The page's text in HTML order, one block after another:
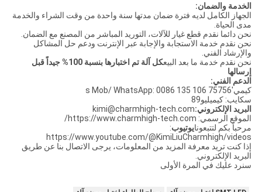
الخدمة والضمان:
الجهاز الكامل لديه فترة ضمان مدتها سنة واحدة من وقت الشراء والخدمة
مدى الحياة.
نحن دائما نقدم قطع غيار للآلات، التوريد المباشر من المصنع مع الضمان.
نحن نقدم خدمة الاستجابة والإجابة عبر الإنترنت ودعم حل المشاكل
والإرشاد الفني.
نحن نقدم خدمة ما بعد البيع
كل آلة تم اختبارها بنسبة 100% جيداً قبل
إرسالها
الدعم الفني:
كيمي's Mob/ WhatsApp: 0086 135 106 75756
سكايب: كيميليو89
البريد الإلكتروني:kimi@charmhigh-tech.com
الموقع الرسمي: https://www.charmhigh-tech.com/
مرحباً بكم لتتبعونايوتيوب:
https://www.youtube.com/@KimiLiuCharmhigh/videos
إذا كنت تريد معرفة المزيد من المعلومات، يرجى الاتصال بنا عن طريق
البريد الإلكتروني.
سنرد عليك في المرة الأولى